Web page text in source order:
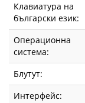
Клавиатура на
български език:
Операционна
система:
Блутут:
Интерфейс: